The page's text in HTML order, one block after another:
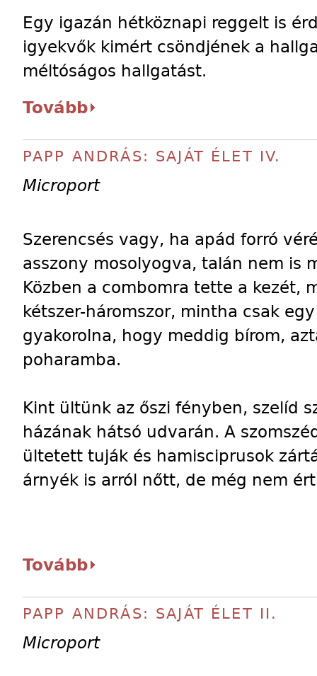
Egy igazán hétköznapi reggelt is
igyekvők kimért csöndjének a
méltóságos hallgatást.
Tovább
PAPP ANDRÁS: SAJÁT ÉLET IV.
Microport
Szerencsés vagy, ha apád forró
asszony mosolyogva, talán nem is
Közben a combomra tette a kezét,
kétszer-háromszor, mintha csak
gyakorolna, hogy meddig bírom,
poharamba.
Kint ültünk az őszi fényben, szelíd
házának hátsó udvarán. A
ültetett tuják és hamisciprusok
árnyék is arról nőtt, de még nem
Tovább
PAPP ANDRÁS: SAJÁT ÉLET II.
Microport